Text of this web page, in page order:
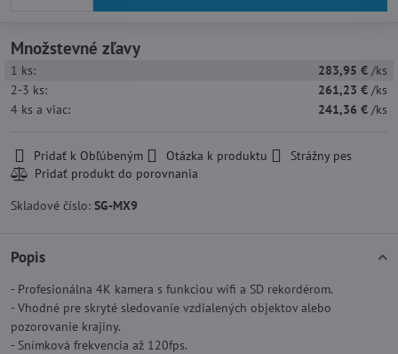
Množstevné zľavy
1 ks: 283,95 € /ks
2-3 ks: 261,23 € /ks
4 ks a viac: 241,36 € /ks
Pridať k Obľúbeným Otázka k produktu Strážny pes
Skladové číslo: SG-MX9
Popis
- Profesionálna 4K kamera s funkciou wifi a SD rekordérom.
- Vhodné pre skryté sledovanie vzdialených objektov alebo
pozorovanie krajiny.
- Snímková frekvencia až 120fps.